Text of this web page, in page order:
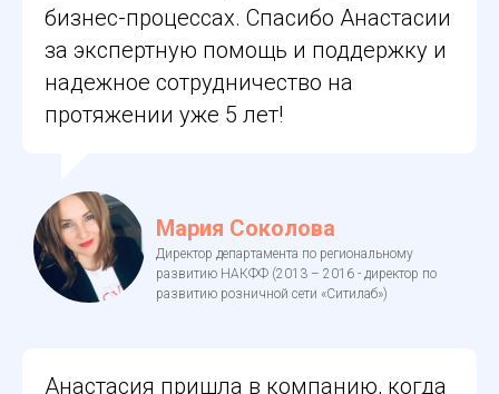
бизнес-процессах. Спасибо Анастасии
за экспертную помощь и поддержку и
надежное сотрудничество на
протяжении уже 5 лет!
Мария Соколова
Директор департамента по региональному
развитию НАКФФ (2013 – 2016 - директор по
развитию розничной сети «Ситилаб»)
Анастасия пришла в компанию, когда